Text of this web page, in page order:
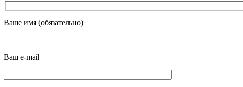
Ваше имя (обязательно)
Ваш e-mail